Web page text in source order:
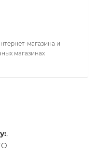
магазина и
магазинах
,